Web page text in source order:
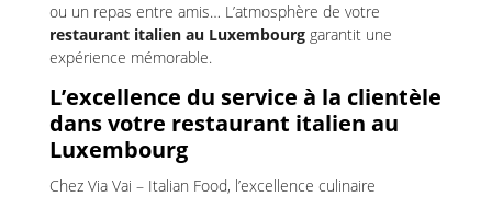
ou un repas entre amis… L’atmosphère de votre
restaurant italien au Luxembourggarantit une
expérience mémorable.
L’excellence du service à la clientèle
dans votre restaurant italien au
Luxembourg
Chez Via Vai – Italian Food, l’excellence culinaire